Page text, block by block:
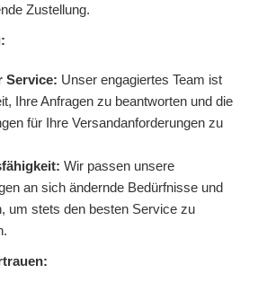
Zustellung.
Service: Unser engagiertes Team ist
Ihre Anfragen zu beantworten und die
für Ihre Versandanforderungen zu
Wir passen unsere
an sich ändernde Bedürfnisse und
um stets den besten Service zu